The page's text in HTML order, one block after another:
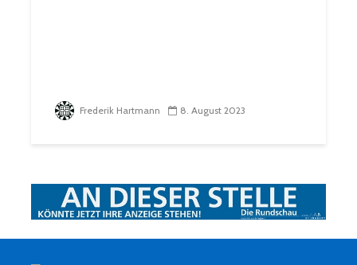
Frederik Hartmann 8. August 2023